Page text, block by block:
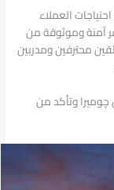
العملاء
آمنة وموثوقة من
محترفين ومدربين
وتأكد من